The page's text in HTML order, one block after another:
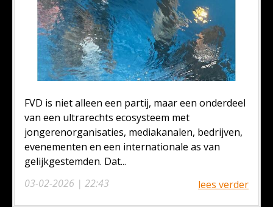
03-02-2026 | 22:43
FVD is niet alleen een partij, maar een onderdeel
van een ultrarechts ecosysteem met
jongerenorganisaties, mediakanalen, bedrijven,
evenementen en een internationale as van
gelijkgestemden. Dat...
lees verder